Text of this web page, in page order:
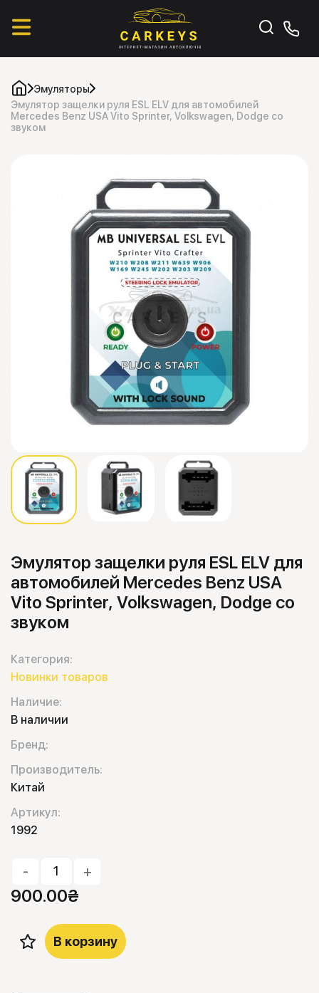
Эмуляторы
Эмулятор защелки руля ESL ELV для автомобилей
Mercedes Benz USA Vito Sprinter, Volkswagen, Dodge со
звуком
Эмулятор защелки руля ESL ELV для
автомобилей Mercedes Benz USA
Vito Sprinter, Volkswagen, Dodge со
звуком
Категория:
Новинки товаров
Наличие:
В наличии
Бренд:
Производитель:
Китай
Артикул:
1992
- +
900.00₴
В корзину